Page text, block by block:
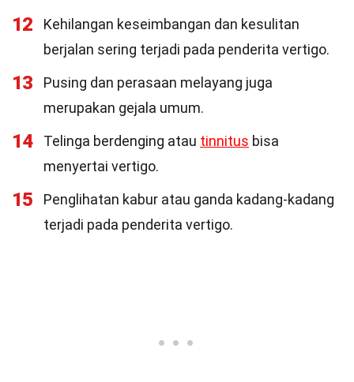
12
Kehilangan keseimbangan dan kesulitan
berjalan sering terjadi pada penderita vertigo.
13
Pusing dan perasaan melayang juga
merupakan gejala umum.
14 Telinga berdenging atau tinnitus bisa
menyertai vertigo.
15
Penglihatan kabur atau ganda kadang-kadang
terjadi pada penderita vertigo.